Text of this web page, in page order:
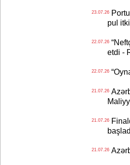
23.07.26
pul
22.07.26
etdi -
22.07.26
21.07.26
21.07.26
21.07.26